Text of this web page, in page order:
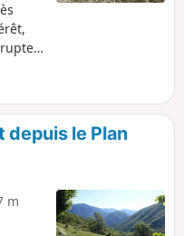
des
et
de
depuis le Plan
m